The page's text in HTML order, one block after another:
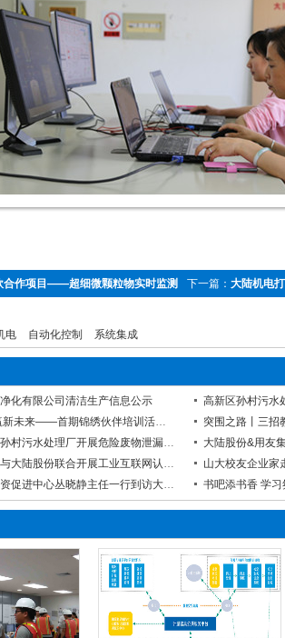
下一篇： 大陆机电
合作项目——超细微颗粒物实时监测
电 自动化控制 系统集成
化有限公司清洁生产信息公示
共享新机遇 共赢新未来——首期锦绣伙伴培训活动圆满举行
突围之路丨三招
大陆股份高新区孙村污水处理厂开展危险废物泄漏应急演练
济南大学商学院与大陆股份联合开展工业互联网认识实习活动
山大校友企业家
威海市环翠区投资促进中心丛晓静主任一行到访大陆股份